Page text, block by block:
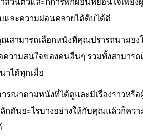
และความผ่อนคลายได้ดิบได้ดี
ณสามารถเลือกหนังที่คุณปรารถนามอง
ความสนใจของคนอื่นๆ รวมทั้งสามาร
าได้ทุกเมื่อ
รณาตามหนังที่ได้ดูและมีเรื่องราวหรือ
ลักดันอะไรบางอย่างให้กับคุณแล้วก็คว